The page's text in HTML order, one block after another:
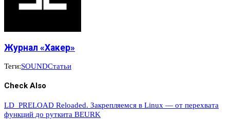
Журнал «Хакер»
Теги:SOUNDСтатьи
Check Also
LD_PRELOAD Reloaded. Закрепляемся в Linux — от перехвата
функций до руткита BEURK